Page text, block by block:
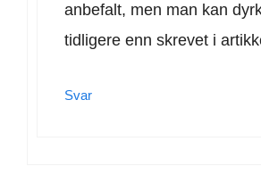
anbefalt, men man kan
tidligere enn skrevet i
Svar